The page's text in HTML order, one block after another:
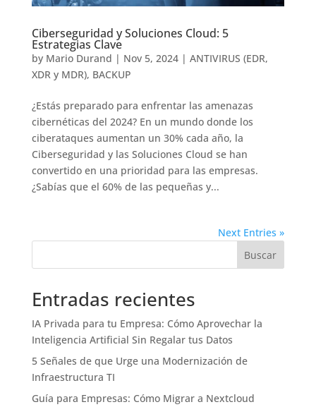
Ciberseguridad y Soluciones Cloud: 5
Estrategias Clave
by Mario Durand | Nov 5, 2024| ANTIVIRUS (EDR,
XDR y MDR), BACKUP
¿Estás preparado para enfrentar las amenazas
cibernéticas del 2024? En un mundo donde los
ciberataques aumentan un 30% cada año, la
Ciberseguridad y las Soluciones Cloud se han
convertido en una prioridad para las empresas.
¿Sabías que el 60% de las pequeñas y...
Next Entries »
Buscar
Entradas recientes
IA Privada para tu Empresa: Cómo Aprovechar la
Inteligencia Artificial Sin Regalar tus Datos
5 Señales de que Urge una Modernización de
Infraestructura TI
Guía para Empresas: Cómo Migrar a Nextcloud